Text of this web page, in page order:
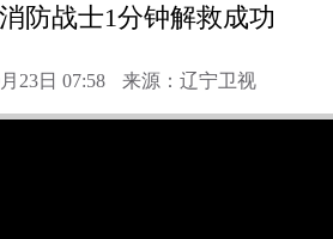
防战士1分钟解救成功
23日 07:58 来源：辽宁卫视